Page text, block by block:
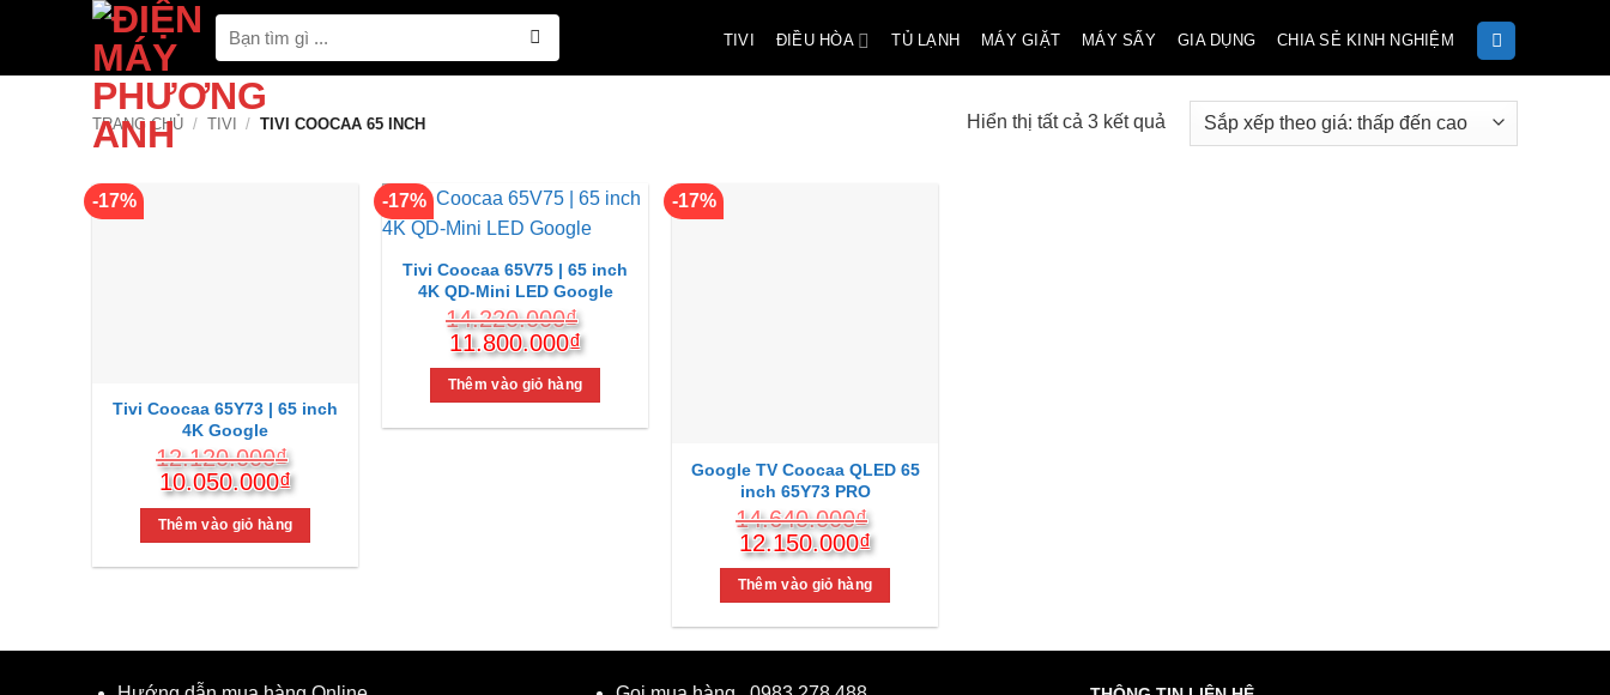
nội
kiếm:
TIVI ĐIỀU HÒA TỦ LẠNH MÁY GIẶT MÁY SẤY GIA DỤNG CHIA SẺ KINH NGHIỆM
TRANG CHỦ / TIVI / TIVI COOCAA 65 INCH Hiển thị tất cả 3 kết quảĐã
sắp
-17%
Tivi Coocaa 65Y73 | 65 inch
4K Google
12.120.000₫
Giá
gốc
là:
10.050.000₫Giá
hiện
tại
10.050.000₫.
Thêm vào giỏ hàng
-17%
Tivi Coocaa 65V75 | 65 inch
4K QD-Mini LED Google
14.220.000₫
Giá
gốc
là:
11.800.000₫Giá
hiện
tại
11.800.000₫.
Thêm vào giỏ hàng
-17%
Google TV Coocaa QLED 65
inch 65Y73 PRO
14.640.000₫
Giá
gốc
là:
12.150.000₫Giá
hiện
tại
Thêm vào giỏ hàng